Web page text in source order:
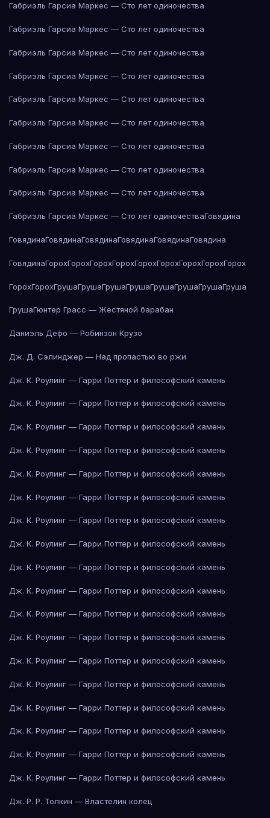
Габриэль Гарсиа Маркес — Сто лет одиночества
Габриэль Гарсиа Маркес — Сто лет одиночества
Габриэль Гарсиа Маркес — Сто лет одиночества
Габриэль Гарсиа Маркес — Сто лет одиночества
Габриэль Гарсиа Маркес — Сто лет одиночества
Габриэль Гарсиа Маркес — Сто лет одиночества
Габриэль Гарсиа Маркес — Сто лет одиночества
Габриэль Гарсиа Маркес — Сто лет одиночества
Габриэль Гарсиа Маркес — Сто лет одиночества
Габриэль Гарсиа Маркес — Сто лет одиночестваГовядина
ГовядинаГовядинаГовядинаГовядинаГовядинаГовядина
ГовядинаГорохГорохГорохГорохГорохГорохГорохГорохГорох
ГорохГорохГрушаГрушаГрушаГрушаГрушаГрушаГрушаГруша
ГрушаГюнтер Грасс — Жестяной барабан
Даниэль Дефо — Робинзон Крузо
Дж. Д. Сэлинджер — Над пропастью во ржи
Дж. К. Роулинг — Гарри Поттер и философский камень
Дж. К. Роулинг — Гарри Поттер и философский камень
Дж. К. Роулинг — Гарри Поттер и философский камень
Дж. К. Роулинг — Гарри Поттер и философский камень
Дж. К. Роулинг — Гарри Поттер и философский камень
Дж. К. Роулинг — Гарри Поттер и философский камень
Дж. К. Роулинг — Гарри Поттер и философский камень
Дж. К. Роулинг — Гарри Поттер и философский камень
Дж. К. Роулинг — Гарри Поттер и философский камень
Дж. К. Роулинг — Гарри Поттер и философский камень
Дж. К. Роулинг — Гарри Поттер и философский камень
Дж. К. Роулинг — Гарри Поттер и философский камень
Дж. К. Роулинг — Гарри Поттер и философский камень
Дж. К. Роулинг — Гарри Поттер и философский камень
Дж. К. Роулинг — Гарри Поттер и философский камень
Дж. К. Роулинг — Гарри Поттер и философский камень
Дж. К. Роулинг — Гарри Поттер и философский камень
Дж. К. Роулинг — Гарри Поттер и философский камень
Дж. Р. Р. Толкин — Властелин колец